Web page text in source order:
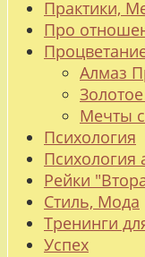
Практики,
Про
Алмаз
Мечты
Психология
Психология
Рейки
Стиль, Мода
Тренинги
Успех